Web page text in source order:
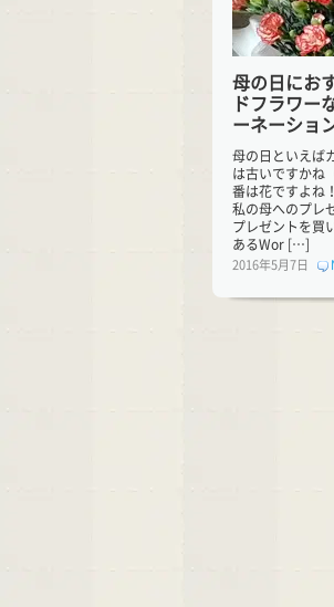
母の日にお
ドフラワー
ーネーショ
母の日といえば
は古いですかね
番は花ですよね
私の母へのプレ
プレゼントを買
あるWor […]
2016年5月7日